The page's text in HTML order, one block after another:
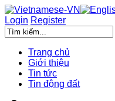
Login Register
Trang chủ
Giới thiệu
Tin tức
Tin động đất